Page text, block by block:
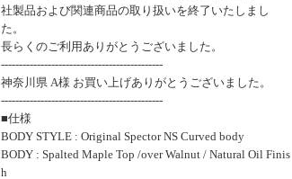
社製品および関連商品の取り扱いを終了いたしまし
た。
長らくのご利用ありがとうございました。
---------------------------------------------
神奈川県 A様 お買い上げありがとうございました。
---------------------------------------------
■仕様
BODY STYLE : Original Spector NS Curved body
BODY : Spalted Maple Top /over Walnut / Natural Oil Finis
h